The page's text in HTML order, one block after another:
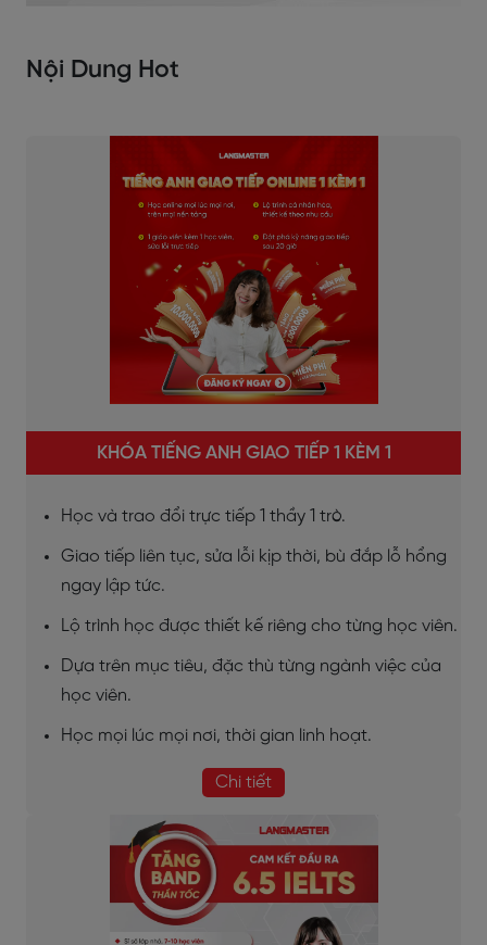
Nội Dung Hot
KHÓA TIẾNG ANH GIAO TIẾP 1 KÈM 1
Học và trao đổi trực tiếp 1 thầy 1 trò.
Giao tiếp liên tục, sửa lỗi kịp thời, bù đắp lỗ hổng
ngay lập tức.
Lộ trình học được thiết kế riêng cho từng học viên.
Dựa trên mục tiêu, đặc thù từng ngành việc của
học viên.
Học mọi lúc mọi nơi, thời gian linh hoạt.
Chi tiết